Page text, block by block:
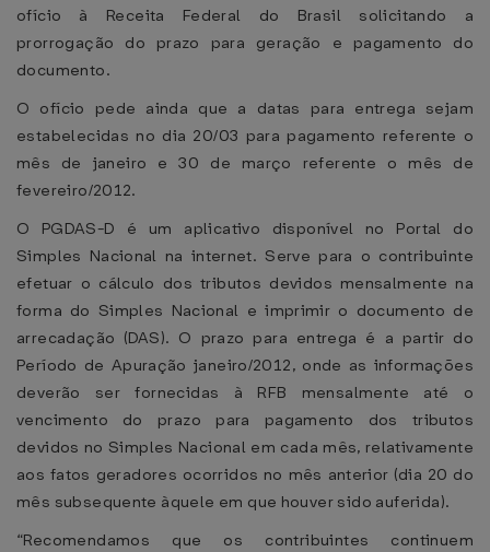
ofício à Receita Federal do Brasil solicitando a
prorrogação do prazo para geração e pagamento do
documento.
O ofício pede ainda que a datas para entrega sejam
estabelecidas no dia 20/03 para pagamento referente o
mês de janeiro e 30 de março referente o mês de
fevereiro/2012.
O PGDAS-D é um aplicativo disponível no Portal do
Simples Nacional na internet. Serve para o contribuinte
efetuar o cálculo dos tributos devidos mensalmente na
forma do Simples Nacional e imprimir o documento de
arrecadação (DAS). O prazo para entrega é a partir do
Período de Apuração janeiro/2012, onde as informações
deverão ser fornecidas à RFB mensalmente até o
vencimento do prazo para pagamento dos tributos
devidos no Simples Nacional em cada mês, relativamente
aos fatos geradores ocorridos no mês anterior (dia 20 do
mês subsequente àquele em que houver sido auferida).
“Recomendamos que os contribuintes continuem